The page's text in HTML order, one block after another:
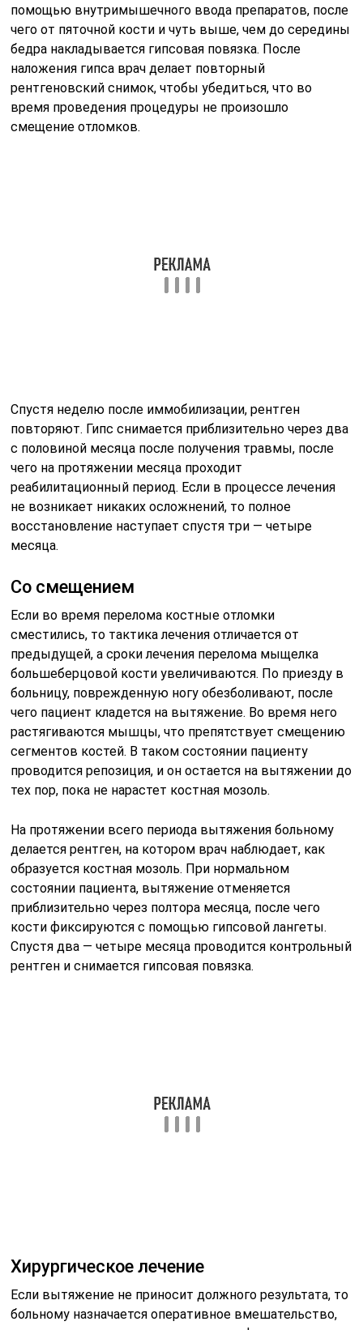
помощью внутримышечного ввода препаратов, после
чего от пяточной кости и чуть выше, чем до середины
бедра накладывается гипсовая повязка. После
наложения гипса врач делает повторный
рентгеновский снимок, чтобы убедиться, что во
время проведения процедуры не произошло
смещение отломков.
Спустя неделю после иммобилизации, рентген
повторяют. Гипс снимается приблизительно через два
с половиной месяца после получения травмы, после
чего на протяжении месяца проходит
реабилитационный период. Если в процессе лечения
не возникает никаких осложнений, то полное
восстановление наступает спустя три — четыре
месяца.
Со смещением
Если во время перелома костные отломки
сместились, то тактика лечения отличается от
предыдущей, а сроки лечения перелома мыщелка
большеберцовой кости увеличиваются. По приезду в
больницу, поврежденную ногу обезболивают, после
чего пациент кладется на вытяжение. Во время него
растягиваются мышцы, что препятствует смещению
сегментов костей. В таком состоянии пациенту
проводится репозиция, и он остается на вытяжении до
тех пор, пока не нарастет костная мозоль.
На протяжении всего периода вытяжения больному
делается рентген, на котором врач наблюдает, как
образуется костная мозоль. При нормальном
состоянии пациента, вытяжение отменяется
приблизительно через полтора месяца, после чего
кости фиксируются с помощью гипсовой лангеты.
Спустя два — четыре месяца проводится контрольный
рентген и снимается гипсовая повязка.
Хирургическое лечение
Если вытяжение не приносит должного результата, то
больному назначается оперативное вмешательство,